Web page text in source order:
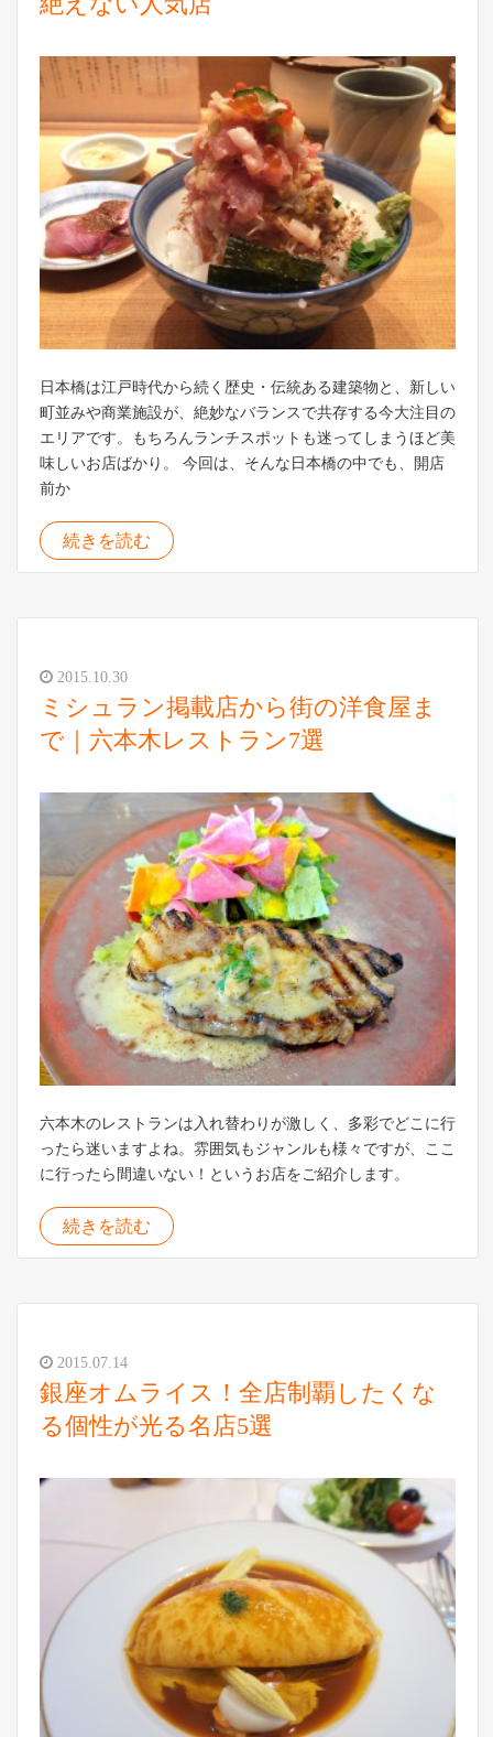
日本橋は江戸時代から続く歴史・伝統ある建築物と、新しい
町並みや商業施設が、絶妙なバランスで共存する今大注目の
エリアです。もちろんランチスポットも迷ってしまうほど美
味しいお店ばかり。 今回は、そんな日本橋の中でも、開店
前か
続きを読む
2015.10.30
ミシュラン掲載店から街の洋食屋ま
で｜六本木レストラン7選
六本木のレストランは入れ替わりが激しく、多彩でどこに行
ったら迷いますよね。雰囲気もジャンルも様々ですが、ここ
に行ったら間違いない！というお店をご紹介します。
続きを読む
2015.07.14
銀座オムライス！全店制覇したくな
る個性が光る名店5選